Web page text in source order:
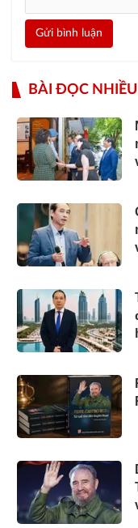
Gửi bình luận
BÀI ĐỌC NHIỀU